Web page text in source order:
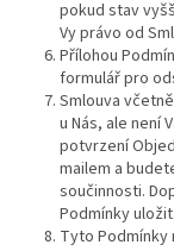
pokud stav
Vy právo od
Přílohou
formulář pro
Smlouva
u Nás, ale není
potvrzení
mailem a
součinnosti.
Podmínky uložit.
Tyto Podmínky